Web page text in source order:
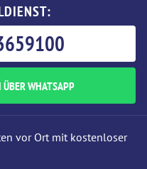
ÜBER WHATSAPP
vor Ort mit kostenloser